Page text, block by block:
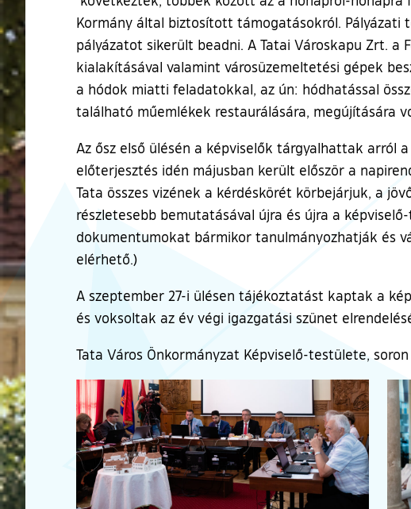
Kormány által biztosított támogatásokról.
pályázatot sikerült beadni. A Tatai Városkapu Zrt. a
kialakításával valamint városüzemeltetési gépek
a hódok miatti feladatokkal, az ún: hódhatással
található műemlékek restaurálására, megújítására
Az ősz első ülésén a képviselők tárgyalhattak arról
előterjesztés idén májusban került először a
Tata összes vizének a kérdéskörét körbejárjuk, a
részletesebb bemutatásával újra és újra a
dokumentumokat bármikor tanulmányozhatják és
elérhető.)
A szeptember 27-i ülésen tájékoztatást kaptak a
és voksoltak az év végi igazgatási szünet
Tata Város Önkormányzat Képviselő-testülete,
Ugrás a galéria utánra